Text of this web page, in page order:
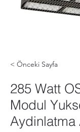
< Önceki Sayfa
285 Watt
Modul
Aydinlatma